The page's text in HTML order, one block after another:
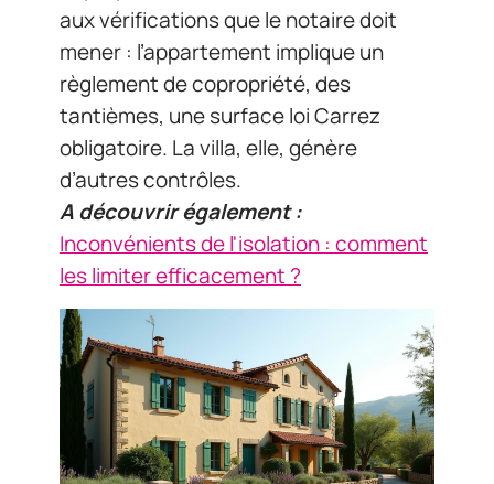
aux vérifications que le notaire doit
mener : l’appartement implique un
règlement de copropriété, des
tantièmes, une surface loi Carrez
obligatoire. La villa, elle, génère
d’autres contrôles.
A découvrir également :
Inconvénients de l'isolation : comment
les limiter efficacement ?